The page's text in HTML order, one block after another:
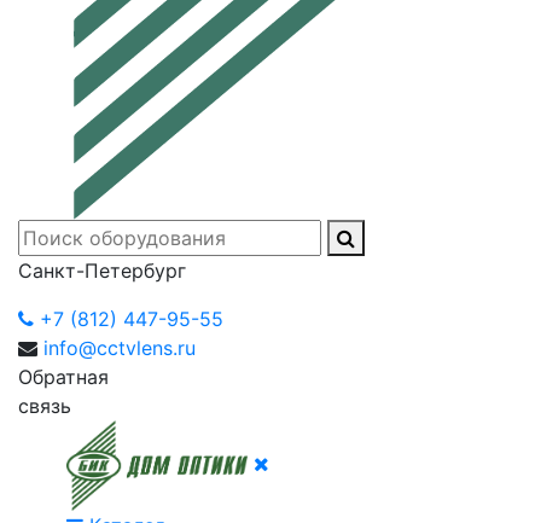
Санкт-Петербург
+7 (812) 447-95-55
info@cctvlens.ru
Обратная
связь